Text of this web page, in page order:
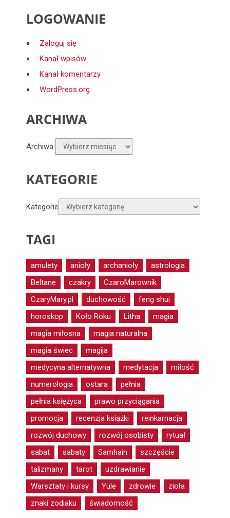
LOGOWANIE
Zaloguj się
Kanał wpisów
Kanał komentarzy
WordPress.org
ARCHIWA
Archiwa
KATEGORIE
Kategorie
TAGI
amulety anioły archanioły
astrologia
Beltane
czakry
CzaroMarownik
CzaryMary.pl
duchowość
feng shui
horoskop
Koło Roku Litha
magia
magia miłosna
magia naturalna
magia świec
magija
medycyna alternatywna
medytacja
miłość
numerologia
ostara
pełnia
pełnia księżyca
prawo przyciągania
promocja
recenzja książki
reinkarnacja
rozwój duchowy
rozwój osobisty
rytuał
sabat
sabaty Samhain
szczęście
talizmany
tarot
uzdrawianie
Warsztaty i kursy
Yule zdrowie
zioła
znaki zodiaku
świadomość